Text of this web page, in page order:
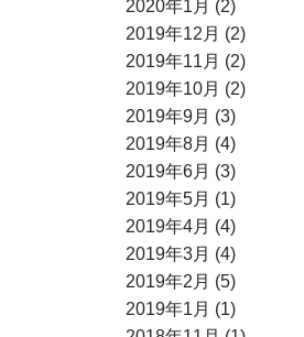
2020年1月 (2)
2019年12月 (2)
2019年11月 (2)
2019年10月 (2)
2019年9月 (3)
2019年8月 (4)
2019年6月 (3)
2019年5月 (1)
2019年4月 (4)
2019年3月 (4)
2019年2月 (5)
2019年1月 (1)